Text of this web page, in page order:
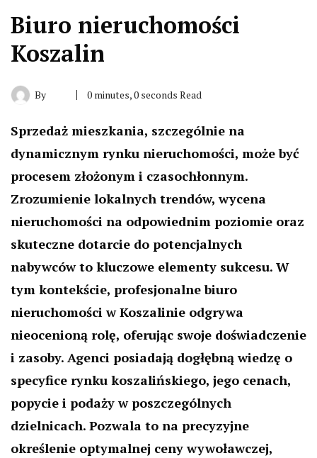
Biuro nieruchomości
Koszalin
By 0 minutes, 0 seconds Read
Sprzedaż mieszkania, szczególnie na
dynamicznym rynku nieruchomości, może być
procesem złożonym i czasochłonnym.
Zrozumienie lokalnych trendów, wycena
nieruchomości na odpowiednim poziomie oraz
skuteczne dotarcie do potencjalnych
nabywców to kluczowe elementy sukcesu. W
tym kontekście, profesjonalne biuro
nieruchomości w Koszalinie odgrywa
nieocenioną rolę, oferując swoje doświadczenie
i zasoby. Agenci posiadają dogłębną wiedzę o
specyfice rynku koszalińskiego, jego cenach,
popycie i podaży w poszczególnych
dzielnicach. Pozwala to na precyzyjne
określenie optymalnej ceny wywoławczej,